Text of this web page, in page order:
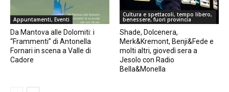
Appuntamenti, Eventi
Da Mantova alle Dolomiti: i
“Frammenti” di Antonella
Fornari in scena a Valle di
Cadore
Cultura e spettacoli, tempo libero,
benessere, fuori provincia
Shade, Dolcenera,
Merk&Kremont, Benji&Fede e
molti altri, giovedì sera a
Jesolo con Radio
Bella&Monella